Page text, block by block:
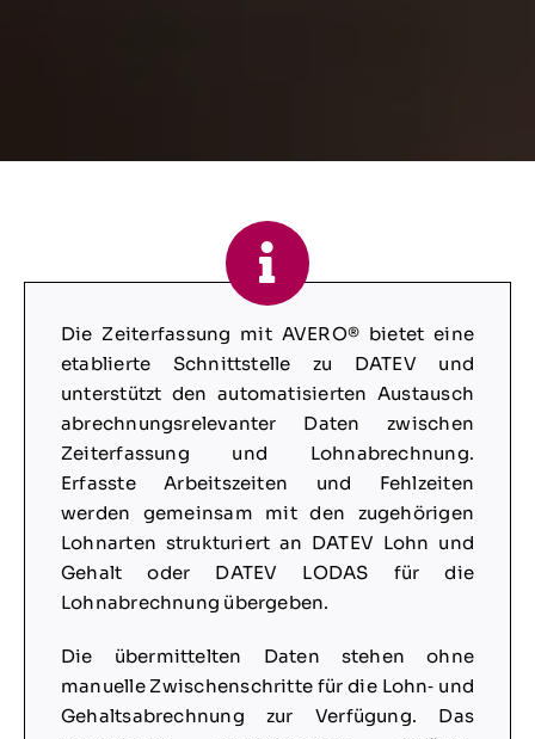
Die Zeiterfassung mit AVERO® bietet eine
etablierte Schnittstelle zu DATEV und
unterstützt den automatisierten Austausch
abrechnungsrelevanter Daten zwischen
Zeiterfassung und Lohnabrechnung.
Erfasste Arbeitszeiten und Fehlzeiten
werden gemeinsam mit den zugehörigen
Lohnarten strukturiert an DATEV Lohn und
Gehalt oder DATEV LODAS für die
Lohnabrechnung übergeben.
Die übermittelten Daten stehen ohne
manuelle Zwischenschritte für die Lohn‑ und
Gehaltsabrechnung zur Verfügung. Das